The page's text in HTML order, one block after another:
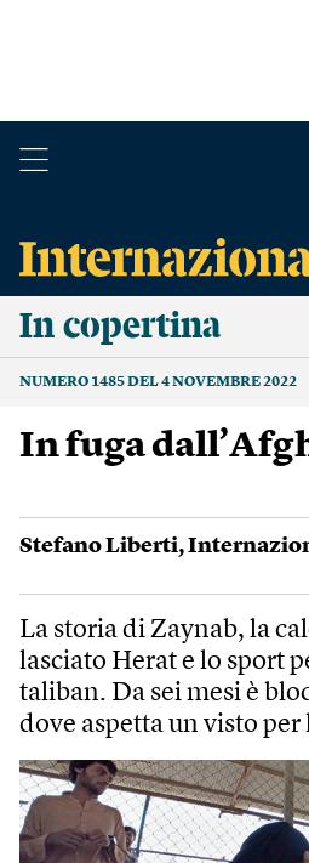
In copertina
NUMERO 1485 DEL 4 NOVEMBRE 2022
In fuga
Stefano Liberti,
La storia di Zaynab, la
lasciato Herat e lo sport
taliban. Da sei mesi è
dove aspetta un visto per